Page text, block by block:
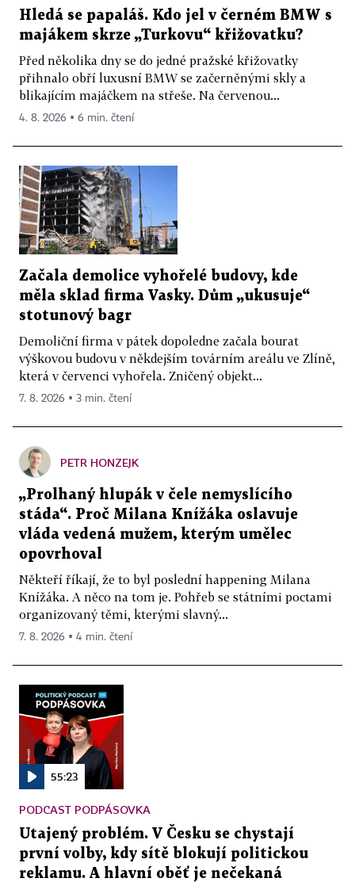
Hledá se papaláš. Kdo jel v černém BMW s
majákem skrze „Turkovu“ křižovatku?
Před několika dny se do jedné pražské křižovatky
přihnalo obří luxusní BMW se začerněnými skly a
blikajícím majáčkem na střeše. Na červenou...
4. 8. 2026 ▪ 6 min. čtení
Začala demolice vyhořelé budovy, kde
měla sklad firma Vasky. Dům „ukusuje“
stotunový bagr
Demoliční firma v pátek dopoledne začala bourat
výškovou budovu v někdejším továrním areálu ve Zlíně,
která v červenci vyhořela. Zničený objekt...
7. 8. 2026 ▪ 3 min. čtení
PETR HONZEJK
„Prolhaný hlupák v čele nemyslícího
stáda“. Proč Milana Knížáka oslavuje
vláda vedená mužem, kterým umělec
opovrhoval
Někteří říkají, že to byl poslední happening Milana
Knížáka. A něco na tom je. Pohřeb se státními poctami
organizovaný těmi, kterými slavný...
7. 8. 2026 ▪ 4 min. čtení
55:23
PODCAST PODPÁSOVKA
Utajený problém. V Česku se chystají
první volby, kdy sítě blokují politickou
reklamu. A hlavní oběť je nečekaná